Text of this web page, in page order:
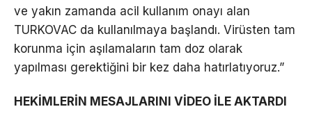
ve yakın zamanda acil kullanım onayı alan
TURKOVAC da kullanılmaya başlandı. Virüsten tam
korunma için aşılamaların tam doz olarak
yapılması gerektiğini bir kez daha hatırlatıyoruz.”
HEKİMLERİN MESAJLARINI VİDEO İLE AKTARDI